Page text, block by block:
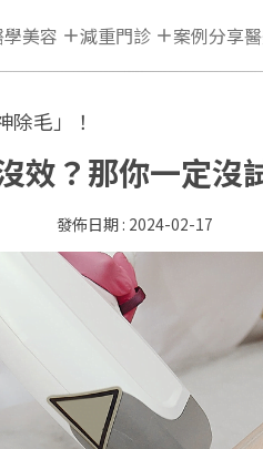
美容 減重門診 案例分享
毛」！
效？那你一定沒
2024-02-17